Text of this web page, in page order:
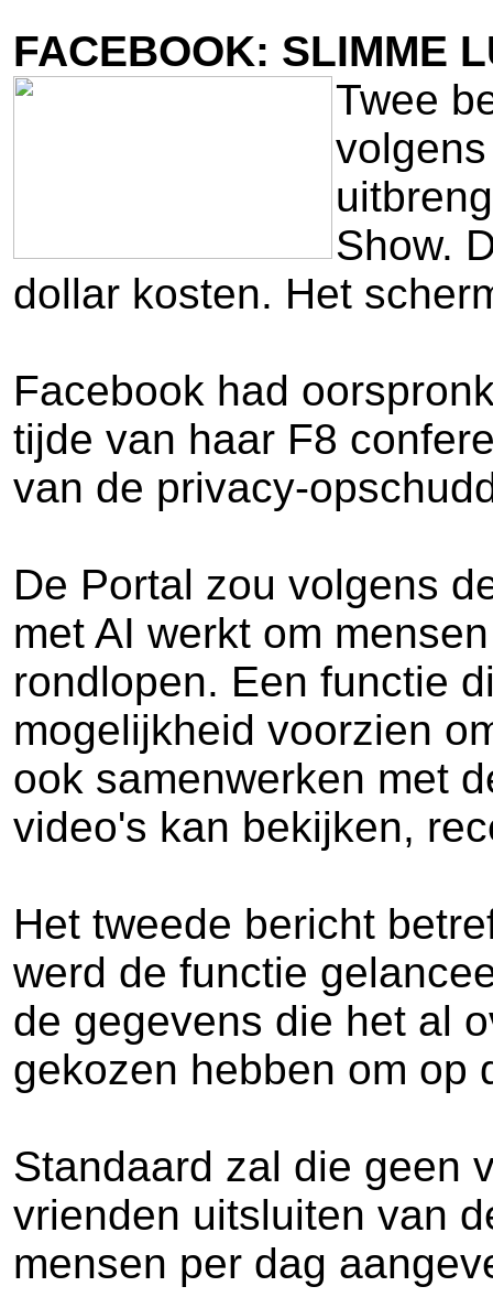
FACEBOOK: SLIMME
Twee
Show.
dollar kosten. Het
Facebook had
tijde van haar F8
van de privacy-
De Portal zou volgens
met AI werkt om
rondlopen. Een functie
mogelijkheid voorzien
ook samenwerken met
video's kan bekijken,
Het tweede bericht
werd de functie
de gegevens die het al
gekozen hebben om op
Standaard zal die geen
vrienden uitsluiten van
mensen per dag